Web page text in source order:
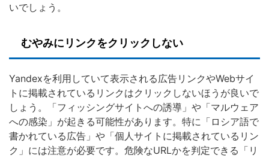
いでしょう。
むやみにリンクをクリックしない
Yandexを利用していて表示される広告リンクやWebサイ
トに掲載されているリンクはクリックしないほうが良いで
しょう。「フィッシングサイトへの誘導」や「マルウェア
への感染」が起きる可能性があります。特に「ロシア語で
書かれている広告」や「個人サイトに掲載されているリン
ク」には注意が必要です。危険なURLかを判定できる「リ